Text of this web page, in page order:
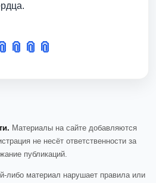
📎 📎 📎
Материалы на сайте добавляются
не несёт ответственности за
публикаций.
либо материал нарушает правила или